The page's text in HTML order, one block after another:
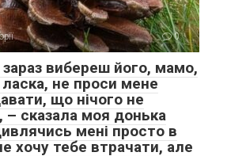
0
вибереш його, мамо,
не проси мене
що нічого не
– сказала моя донька
мені просто в
хочу тебе втрачати, але